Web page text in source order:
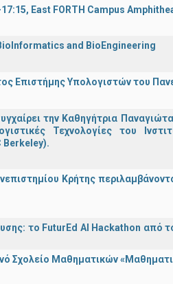
East FORTH Campus
and BioEngineering
Επιστήμης Υπολογιστών του
την Καθηγήτρια
Τεχνολογίες του
Berkeley).
Κρήτης
το FuturEd AI Hackathon από
Σχολείο Μαθηματικών